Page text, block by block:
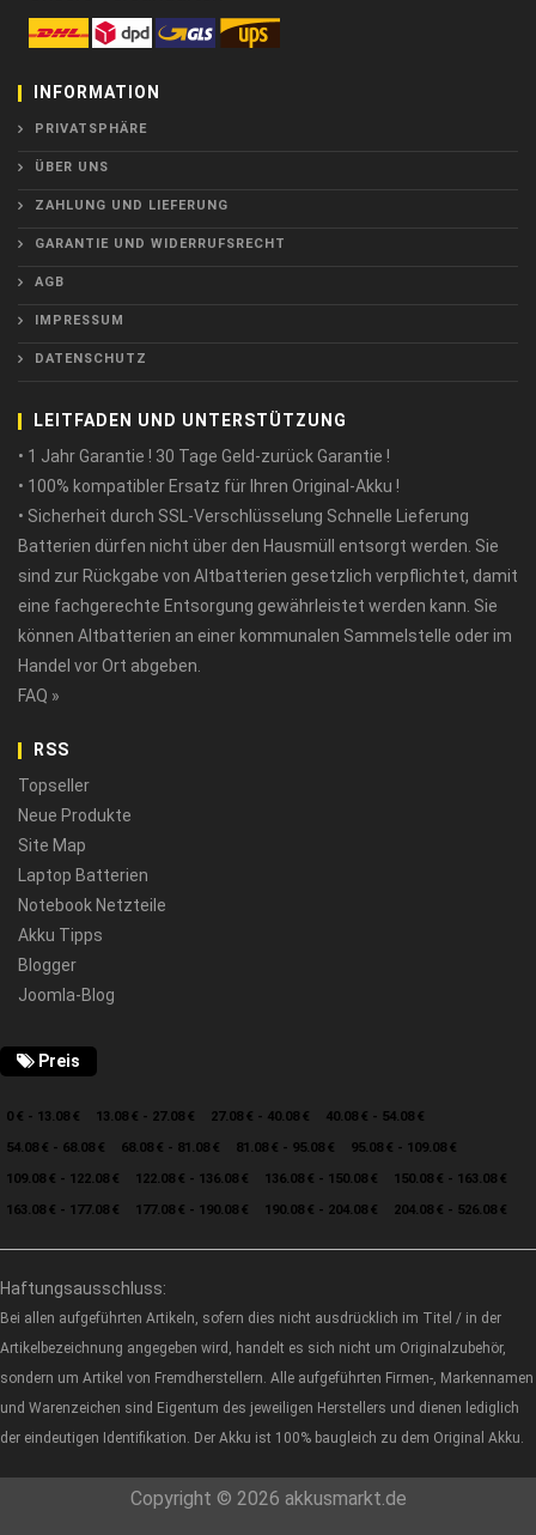
INFORMATION
PRIVATSPHÄRE
ÜBER UNS
ZAHLUNG UND LIEFERUNG
GARANTIE UND WIDERRUFSRECHT
AGB
IMPRESSUM
DATENSCHUTZ
LEITFADEN UND UNTERSTÜTZUNG
• 1 Jahr Garantie ! 30 Tage Geld-zurück Garantie !
• 100% kompatibler Ersatz für Ihren Original-Akku !
• Sicherheit durch SSL-Verschlüsselung Schnelle Lieferung
Batterien dürfen nicht über den Hausmüll entsorgt werden. Sie
sind zur Rückgabe von Altbatterien gesetzlich verpflichtet, damit
eine fachgerechte Entsorgung gewährleistet werden kann. Sie
können Altbatterien an einer kommunalen Sammelstelle oder im
Handel vor Ort abgeben.
FAQ »
RSS
Topseller
Neue Produkte
Site Map
Laptop Batterien
Notebook Netzteile
Akku Tipps
Blogger
Joomla-Blog
Preis
0 € - 13.08 € 13.08 € - 27.08 € 27.08 € - 40.08 €
40.08 € - 54.08 €
54.08 € - 68.08 €
68.08 € - 81.08 € 81.08 € - 95.08 €
95.08 € - 109.08 €
109.08 € - 122.08 €
122.08 € - 136.08 € 136.08 € - 150.08 €
150.08 € - 163.08 €
163.08 € - 177.08 €
177.08 € - 190.08 € 190.08 € - 204.08 € 204.08 € - 526.08 €
Haftungsausschluss:
Bei allen aufgeführten Artikeln, sofern dies nicht ausdrücklich im Titel / in der
Artikelbezeichnung angegeben wird, handelt es sich nicht um Originalzubehör,
sondern um Artikel von Fremdherstellern. Alle aufgeführten Firmen-, Markennamen
und Warenzeichen sind Eigentum des jeweiligen Herstellers und dienen lediglich
der eindeutigen Identifikation. Der Akku ist 100% baugleich zu dem Original Akku.
Copyright © 2026 akkusmarkt.de